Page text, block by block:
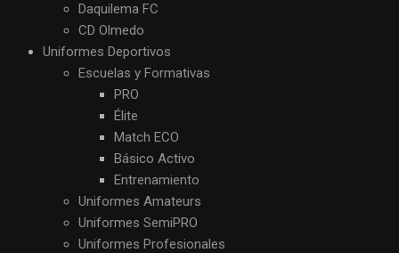
Daquilema FC
CD Olmedo
Uniformes Deportivos
Escuelas y Formativas
PRO
Élite
Match ECO
Básico Activo
Entrenamiento
Uniformes Amateurs
Uniformes SemiPRO
Uniformes Profesionales